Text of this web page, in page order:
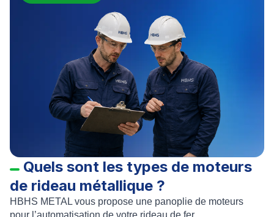
Quels sont les types de moteurs
de rideau métallique ?
HBHS METAL vous propose une panoplie de moteurs
pour l’automatisation de votre rideau de fer.